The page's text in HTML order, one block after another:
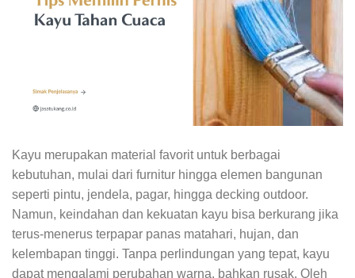
Kayu merupakan material favorit untuk berbagai
kebutuhan, mulai dari furnitur hingga elemen bangunan
seperti pintu, jendela, pagar, hingga decking outdoor.
Namun, keindahan dan kekuatan kayu bisa berkurang jika
terus-menerus terpapar panas matahari, hujan, dan
kelembapan tinggi. Tanpa perlindungan yang tepat, kayu
dapat mengalami perubahan warna, bahkan rusak. Oleh